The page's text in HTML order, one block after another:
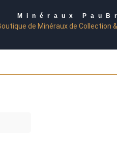
Minéraux
de Minéraux de Collection